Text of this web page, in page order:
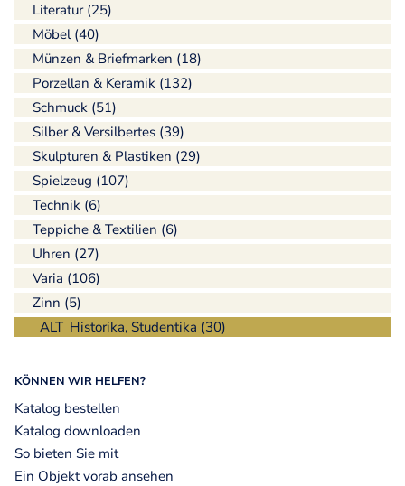
Literatur (25)
Möbel (40)
Münzen & Briefmarken (18)
Porzellan & Keramik (132)
Schmuck (51)
Silber & Versilbertes (39)
Skulpturen & Plastiken (29)
Spielzeug (107)
Technik (6)
Teppiche & Textilien (6)
Uhren (27)
Varia (106)
Zinn (5)
_ALT_Historika, Studentika (30)
KÖNNEN WIR HELFEN?
Katalog bestellen
Katalog downloaden
So bieten Sie mit
Ein Objekt vorab ansehen